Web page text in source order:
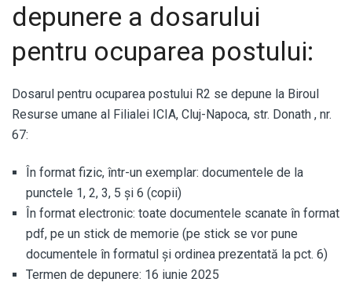
depunere a dosarului
pentru ocuparea postului:
Dosarul pentru ocuparea postului R2 se depune la Biroul
Resurse umane al Filialei ICIA, Cluj-Napoca, str. Donath , nr.
67:
În format fizic, într-un exemplar: documentele de la
punctele 1, 2, 3, 5 și 6 (copii)
În format electronic: toate documentele scanate în format
pdf, pe un stick de memorie (pe stick se vor pune
documentele în formatul și ordinea prezentată la pct. 6)
Termen de depunere: 16 iunie 2025